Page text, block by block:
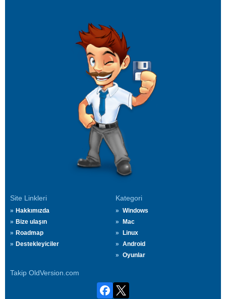
Site Linkleri
Hakkımızda
Bize ulaşın
Roadmap
Destekleyiciler
Kategori
Windows
Mac
Linux
Android
Oyunlar
Takip OldVersion.com